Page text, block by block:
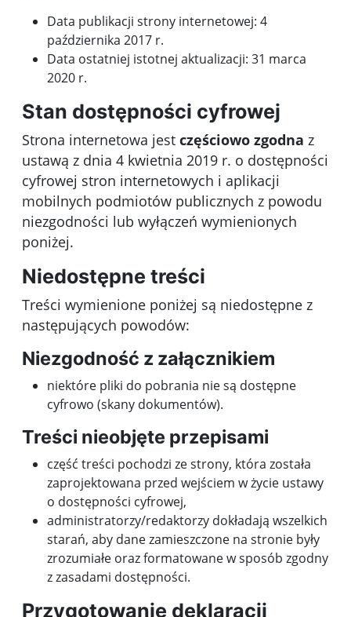
Data publikacji strony internetowej: 4
października 2017 r.
Data ostatniej istotnej aktualizacji: 31 marca
2020 r.
Stan dostępności cyfrowej
Strona internetowa jest częściowo zgodna z
ustawą z dnia 4 kwietnia 2019 r. o dostępności
cyfrowej stron internetowych i aplikacji
mobilnych podmiotów publicznych z powodu
niezgodności lub wyłączeń wymienionych
poniżej.
Niedostępne treści
Treści wymienione poniżej są niedostępne z
następujących powodów:
Niezgodność z załącznikiem
niektóre pliki do pobrania nie są dostępne
cyfrowo (skany dokumentów).
Treści nieobjęte przepisami
część treści pochodzi ze strony, która została
zaprojektowana przed wejściem w życie ustawy
o dostępności cyfrowej,
administratorzy/redaktorzy dokładają wszelkich
starań, aby dane zamieszczone na stronie były
zrozumiałe oraz formatowane w sposób zgodny
z zasadami dostępności.
Przygotowanie deklaracji